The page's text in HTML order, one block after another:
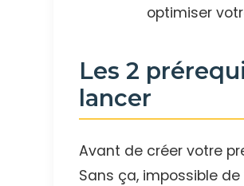
optimiser
Les 2
lancer
Avant de créer votre
Sans ça, impossible